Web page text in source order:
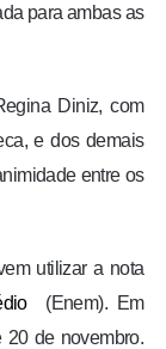
para ambas as
Diniz, com
e dos demais
entre os
utilizar a nota
(Enem). Em
20 de novembro.